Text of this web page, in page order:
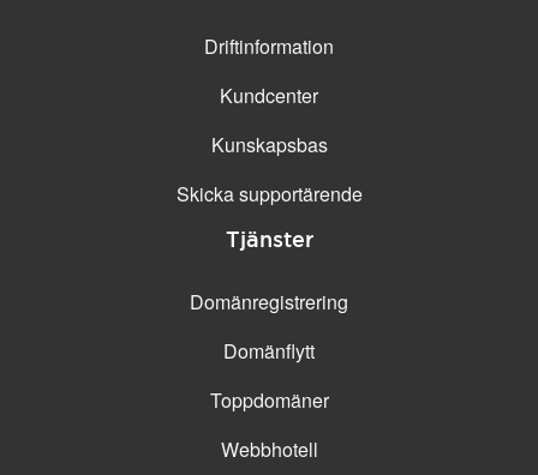
Driftinformation
Kundcenter
Kunskapsbas
Skicka supportärende
Tjänster
Domänregistrering
Domänflytt
Toppdomäner
Webbhotell